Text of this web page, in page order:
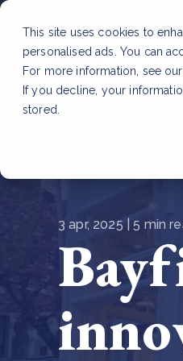
This site uses cookies to
personalised ads. You can
For more information, see our
If you decline, your
stored.
3 apr, 2025 | 5 min